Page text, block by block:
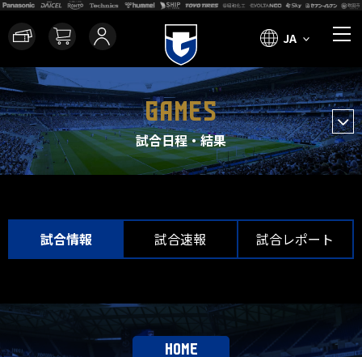
JA
GAMES
試合日程・結果
試合情報 試合速報 試合レポート
HOME